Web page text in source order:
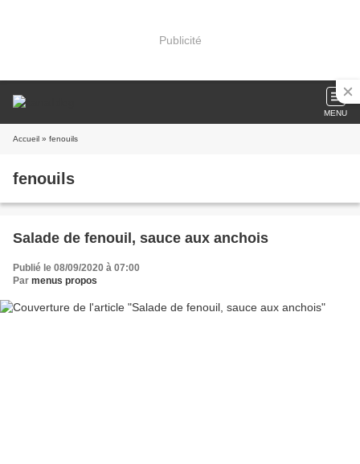
Publicité
MENU
Accueil » fenouils
fenouils
Salade de fenouil, sauce aux anchois
Publié le 08/09/2020 à 07:00
Par menus propos